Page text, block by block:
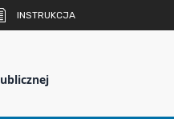
INSTRUKCJA